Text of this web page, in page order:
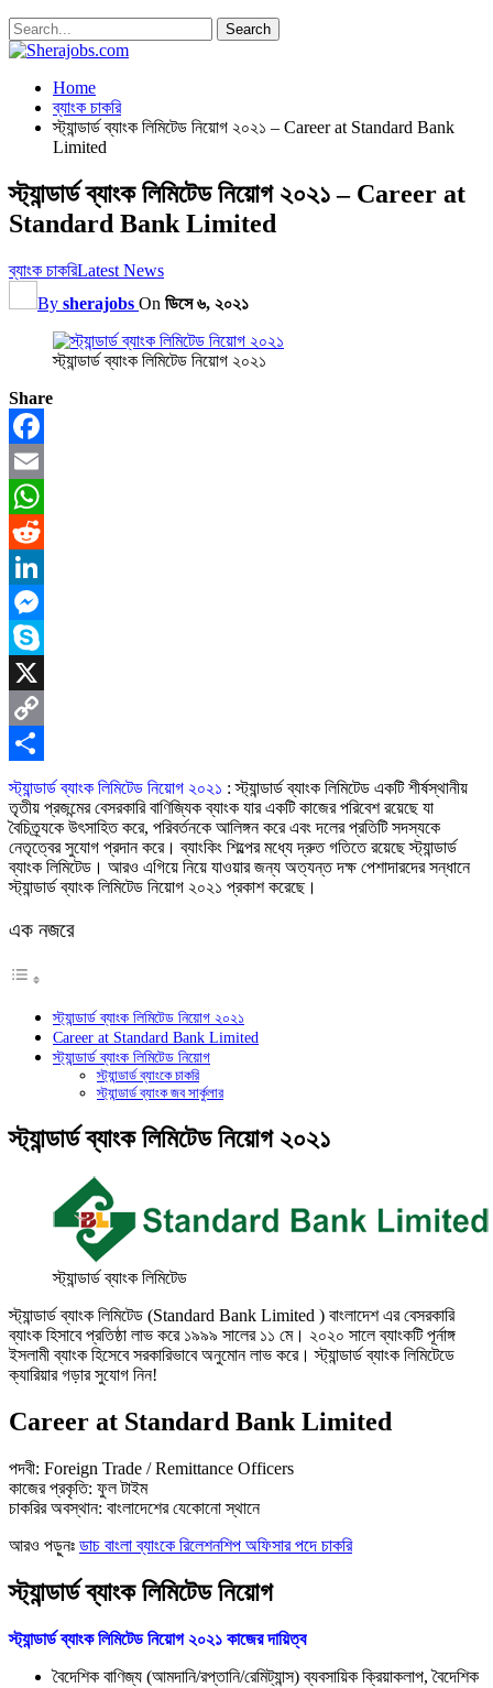
Home
ব্যাংক চাকরি
স্ট্যান্ডার্ড ব্যাংক লিমিটেড নিয়োগ ২০২১ – Career at Standard Bank
Limited
স্ট্যান্ডার্ড ব্যাংক লিমিটেড নিয়োগ ২০২১ – Career at
Standard Bank Limited
ব্যাংক চাকরিLatest News
By sherajobs On ডিসে ৬, ২০২১
স্ট্যান্ডার্ড ব্যাংক লিমিটেড নিয়োগ ২০২১
Share
Facebook
Email
WhatsApp
Reddit
LinkedIn
Messenger
Skype
X
Copy
Link
Share
স্ট্যান্ডার্ড ব্যাংক লিমিটেড নিয়োগ ২০২১ : স্ট্যান্ডার্ড ব্যাংক লিমিটেড একটি শীর্ষস্থানীয়
তৃতীয় প্রজন্মের বেসরকারি বাণিজ্যিক ব্যাংক যার একটি কাজের পরিবেশ রয়েছে যা
বৈচিত্র্যকে উৎসাহিত করে, পরিবর্তনকে আলিঙ্গন করে এবং দলের প্রতিটি সদস্যকে
নেতৃত্বের সুযোগ প্রদান করে। ব্যাংকিং শিল্পের মধ্যে দ্রুত গতিতে রয়েছে স্ট্যান্ডার্ড
ব্যাংক লিমিটেড। আরও এগিয়ে নিয়ে যাওয়ার জন্য অত্যন্ত দক্ষ পেশাদারদের সন্ধানে
স্ট্যান্ডার্ড ব্যাংক লিমিটেড নিয়োগ ২০২১ প্রকাশ করেছে।
এক নজরে
স্ট্যান্ডার্ড ব্যাংক লিমিটেড নিয়োগ ২০২১
Career at Standard Bank Limited
স্ট্যান্ডার্ড ব্যাংক লিমিটেড নিয়োগ
স্ট্যান্ডার্ড ব্যাংকে চাকরি
স্ট্যান্ডার্ড ব্যাংক জব সার্কুলার
স্ট্যান্ডার্ড ব্যাংক লিমিটেড নিয়োগ ২০২১
স্ট্যান্ডার্ড ব্যাংক লিমিটেড
স্ট্যান্ডার্ড ব্যাংক লিমিটেড (Standard Bank Limited ) বাংলাদেশ এর বেসরকারি
ব্যাংক হিসাবে প্রতিষ্ঠা লাভ করে ১৯৯৯ সালের ১১ মে। ২০২০ সালে ব্যাংকটি পূর্নাঙ্গ
ইসলামী ব্যাংক হিসেবে সরকারিভাবে অনুমোন লাভ করে। স্ট্যান্ডার্ড ব্যাংক লিমিটেডে
ক্যারিয়ার গড়ার সুযোগ নিন!
Career at Standard Bank Limited
পদবী: Foreign Trade / Remittance Officers
কাজের প্রকৃতি: ফুল টাইম
চাকরির অবস্থান: বাংলাদেশের যেকোনো স্থানে
আরও পড়ুনঃ ডাচ বাংলা ব্যাংকে রিলেশনশিপ অফিসার পদে চাকরি
স্ট্যান্ডার্ড ব্যাংক লিমিটেড নিয়োগ
স্ট্যান্ডার্ড ব্যাংক লিমিটেড নিয়োগ ২০২১ কাজের দায়িত্ব
বৈদেশিক বাণিজ্য (আমদানি/রপ্তানি/রেমিট্যান্স) ব্যবসায়িক ক্রিয়াকলাপ, বৈদেশিক